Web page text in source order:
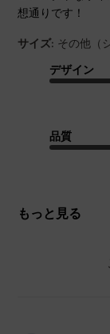
想通りです！
サイズ: その他（
デザイン
品質
もっと見る